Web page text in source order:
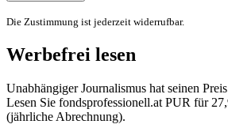
Die Zustimmung ist jederzeit widerrufbar.
Werbefrei lesen
Unabhängiger Journalismus hat seinen
Lesen Sie fondsprofessionell.at PUR für
(jährliche Abrechnung).